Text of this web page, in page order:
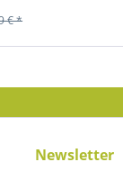
€ *
Newsletter